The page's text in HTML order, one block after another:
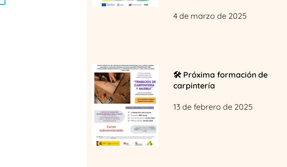
4 de marzo de 2025
🛠️ Próxima formación de
carpintería
13 de febrero de 2025